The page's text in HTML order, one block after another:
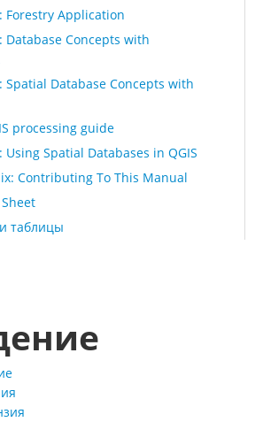
Forestry Application
Database Concepts with
Spatial Database Concepts with
processing guide
Using Spatial Databases in QGIS
Contributing To This Manual
таблицы